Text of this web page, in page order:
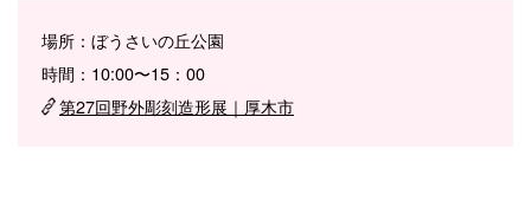
場所：ぼうさいの丘公園
時間：10:00〜15：00
第27回野外彫刻造形展｜厚木市